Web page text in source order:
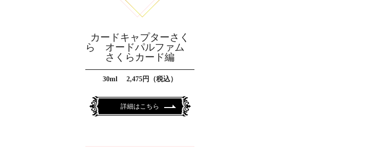
カードキャプターさく
ら オードパルファム
さくらカード編
30ml 2,475円（税込）
詳細はこちら